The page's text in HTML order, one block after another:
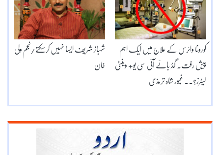
شہباز شریف ایسا نہیں کرسکتے/نجم ولی
خان
کورونا وائرس کے علاج میں ایک اہم
پیش رفت۔ گڈ بائے آئی سی یو+ وینٹی
لیٹرز؟۔۔ غیور شاہ ترمذی